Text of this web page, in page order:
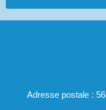
Adresse postale :